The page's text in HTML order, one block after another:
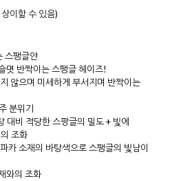
이할 수 있음)
스팽글얀
몃 반짝이는 스팽글 헤이즈!
않으며 미세하게 부서지며 반짝이는
분위기
대비 적당한 스팡글의 밀도 + 빛에
조화
카 소재의 바탕색으로 스팽글의 빛남이
와의 조화